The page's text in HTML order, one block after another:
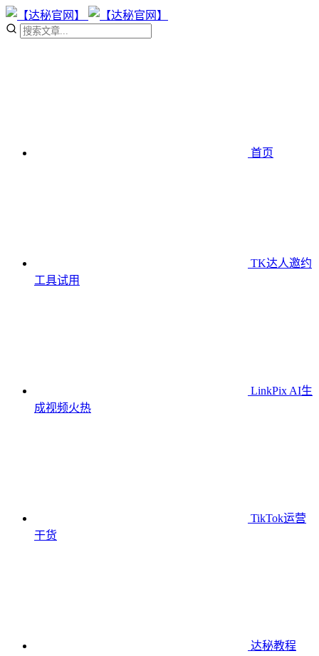
首页
TK达人邀约
工具试用
LinkPix AI生
成视频火热
TikTok运营
干货
达秘教程